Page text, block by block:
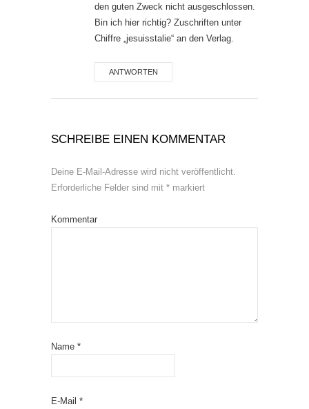
den guten Zweck nicht ausgeschlossen.
Bin ich hier richtig? Zuschriften unter
Chiffre „jesuisstalie“ an den Verlag.
ANTWORTEN
SCHREIBE EINEN KOMMENTAR
Deine E-Mail-Adresse wird nicht veröffentlicht.
Erforderliche Felder sind mit * markiert
Kommentar
Name *
E-Mail *